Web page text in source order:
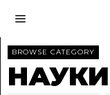
BROWSE CATEGORY
НАУКИ